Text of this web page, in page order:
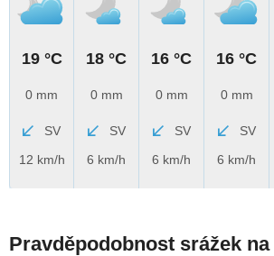
19 °C
0 mm
SV
12 km/h
18 °C
0 mm
SV
6 km/h
16 °C
0 mm
SV
6 km/h
16 °C
0 mm
SV
6 km/h
Pravděpodobnost srážek na